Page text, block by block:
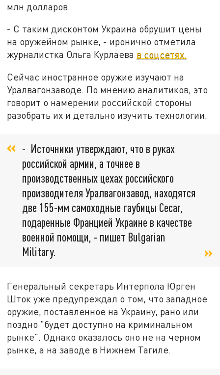
млн долларов.
- С таким дисконтом Украина обрушит цены
на оружейном рынке, - иронично отметила
журналистка Ольга Курлаева в соцсетях.
Сейчас иностранное оружие изучают на
Уралвагонзаводе. По мнению аналитиков, это
говорит о намерении российской стороны
разобрать их и детально изучить технологии.
- Источники утверждают, что в руках
российской армии, а точнее в
производственных цехах российского
производителя Уралвагонзавод, находятся
две 155-мм самоходные гаубицы Cecar,
подаренные Францией Украине в качестве
военной помощи, - пишет Bulgarian
Military.
Генеральный секретарь Интерпола Юрген
Шток уже предупреждал о том, что западное
оружие, поставленное на Украину, рано или
поздно "будет доступно на криминальном
рынке". Однако оказалось оно не на черном
рынке, а на заводе в Нижнем Тагиле.